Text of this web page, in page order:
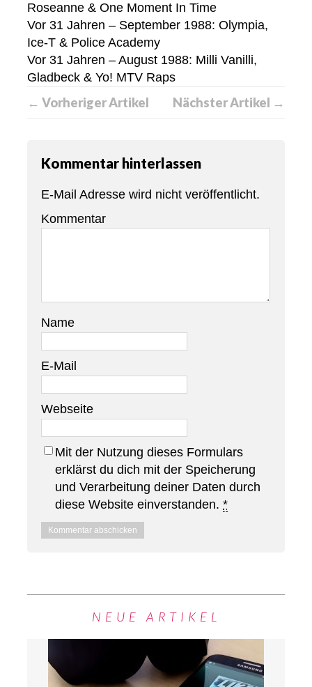
Roseanne & One Moment In Time
Vor 31 Jahren – September 1988: Olympia,
Ice-T & Police Academy
Vor 31 Jahren – August 1988: Milli Vanilli,
Gladbeck & Yo! MTV Raps
← Vorheriger Artikel Nächster Artikel →
Kommentar hinterlassen
E-Mail Adresse wird nicht veröffentlicht.
Kommentar
Name
E-Mail
Webseite
Mit der Nutzung dieses Formulars
erklärst du dich mit der Speicherung
und Verarbeitung deiner Daten durch
diese Website einverstanden. *
NEUE ARTIKEL